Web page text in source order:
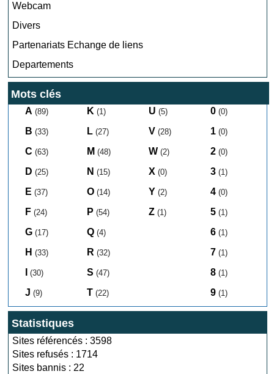
Webcam
Divers
Partenariats Echange de liens
Departements
Mots clés
A (89)
B (33)
C (63)
D (25)
E (37)
F (24)
G (17)
H (33)
(30)
J (9)
K (1)
L (27)
M (48)
N (15)
O (14)
P (54)
Q (4)
R (32)
S (47)
T (22)
U (5)
V (28)
W (2)
X (0)
Y (2)
Z (1)
0 (0)
1 (0)
2 (0)
3 (1)
4 (0)
5 (1)
6 (1)
7 (1)
8 (1)
9 (1)
Statistiques
Sites référencés : 3598
Sites refusés : 1714
Sites bannis : 22